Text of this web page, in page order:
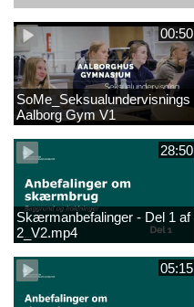
00:50
SoMe_Seksualundervisnings
Aalborg Gym V1
28:50
Skærmanbefalinger - Del 1 af
2_V2.mp4
05:15